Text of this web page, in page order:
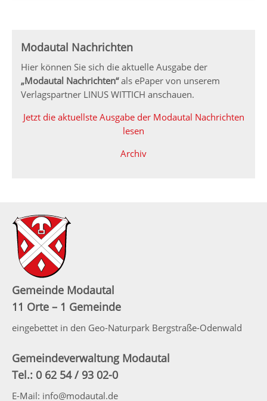
Modautal Nachrichten
Hier können Sie sich die aktuelle Ausgabe der
„Modautal Nachrichten“als ePaper von unserem
Verlagspartner LINUS WITTICH anschauen.
Jetzt die aktuellste Ausgabe der Modautal Nachrichten
lesen
Archiv
Gemeinde Modautal
11 Orte – 1 Gemeinde
eingebettet in den Geo-Naturpark Bergstraße-Odenwald
Gemeindeverwaltung Modautal
Tel.: 0 62 54 / 93 02-0
E-Mail: info@modautal.de